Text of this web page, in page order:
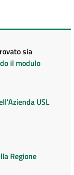
sia
il modulo
USL
Regione